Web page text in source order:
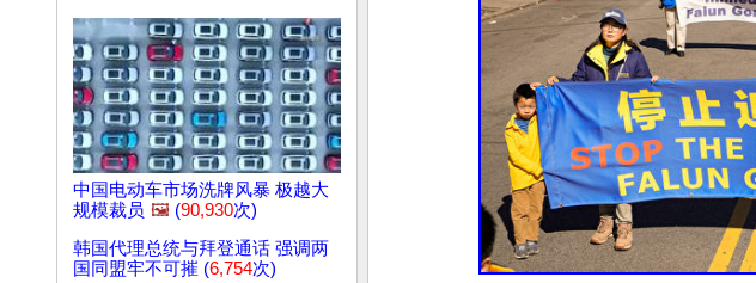
中国电动车市场洗牌风暴 极越大
规模裁员 🖼️ (90,930次)
韩国代理总统与拜登通话 强调两
国同盟牢不可摧 (6,754次)